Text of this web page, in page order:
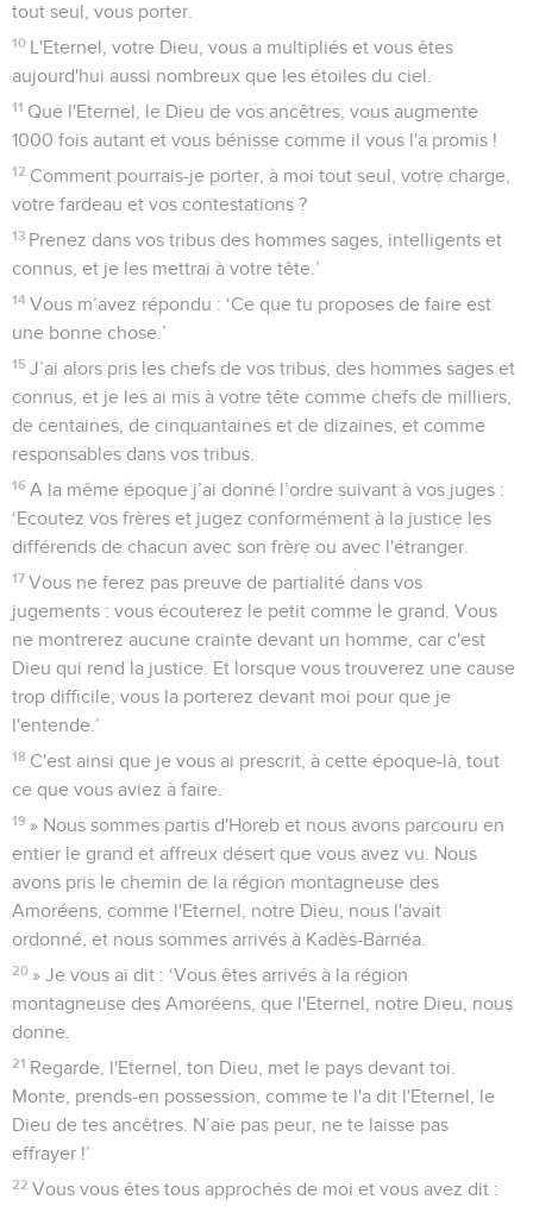
tout seul, vous porter.
10 L'Eternel, votre Dieu, vous a multipliés et vous êtes
aujourd'hui aussi nombreux que les étoiles du ciel.
11 Que l'Eternel, le Dieu de vos ancêtres, vous augmente
1000 fois autant et vous bénisse comme il vous l'a promis !
12 Comment pourrais-je porter, à moi tout seul, votre charge,
votre fardeau et vos contestations ?
13 Prenez dans vos tribus des hommes sages, intelligents et
connus, et je les mettrai à votre tête.’
14 Vous m’avez répondu : ‘Ce que tu proposes de faire est
une bonne chose.’
15 J’ai alors pris les chefs de vos tribus, des hommes sages et
connus, et je les ai mis à votre tête comme chefs de milliers,
de centaines, de cinquantaines et de dizaines, et comme
responsables dans vos tribus.
16 A la même époque j’ai donné l’ordre suivant à vos juges :
‘Ecoutez vos frères et jugez conformément à la justice les
différends de chacun avec son frère ou avec l'étranger.
17 Vous ne ferez pas preuve de partialité dans vos
jugements : vous écouterez le petit comme le grand. Vous
ne montrerez aucune crainte devant un homme, car c'est
Dieu qui rend la justice. Et lorsque vous trouverez une cause
trop difficile, vous la porterez devant moi pour que je
l'entende.’
18 C'est ainsi que je vous ai prescrit, à cette époque-là, tout
ce que vous aviez à faire.
19 » Nous sommes partis d'Horeb et nous avons parcouru en
entier le grand et affreux désert que vous avez vu. Nous
avons pris le chemin de la région montagneuse des
Amoréens, comme l'Eternel, notre Dieu, nous l'avait
ordonné, et nous sommes arrivés à Kadès-Barnéa.
20 » Je vous ai dit : ‘Vous êtes arrivés à la région
montagneuse des Amoréens, que l'Eternel, notre Dieu, nous
donne.
21 Regarde, l'Eternel, ton Dieu, met le pays devant toi.
Monte, prends-en possession, comme te l'a dit l'Eternel, le
Dieu de tes ancêtres. N’aie pas peur, ne te laisse pas
effrayer !’
22 Vous vous êtes tous approchés de moi et vous avez dit :